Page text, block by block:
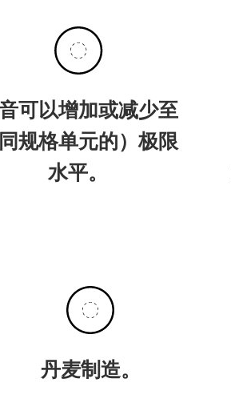
可以增加或减少至
同规格单元的）极限
水平。
丹麦制造。